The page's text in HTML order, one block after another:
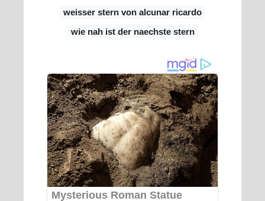
weisser stern von alcunar ricardo
wie nah ist der naechste stern